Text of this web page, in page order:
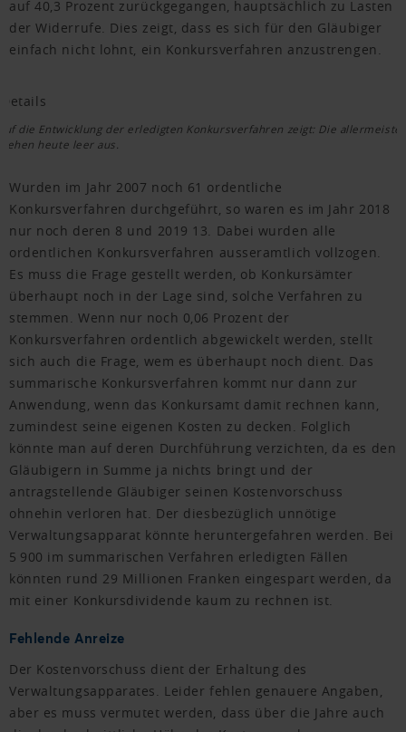
auf 40,3 Prozent zurückgegangen, hauptsächlich zu Lasten
der Widerrufe. Dies zeigt, dass es sich für den Gläubiger
einfach nicht lohnt, ein Konkursverfahren anzustrengen.
die Entwicklung der erledigten Konkursverfahren zeigt: Die
heute leer aus.
Wurden im Jahr 2007 noch 61 ordentliche
Konkursverfahren durchgeführt, so waren es im Jahr 2018
nur noch deren 8 und 2019 13. Dabei wurden alle
ordentlichen Konkursverfahren ausseramtlich vollzogen.
Es muss die Frage gestellt werden, ob Konkursämter
überhaupt noch in der Lage sind, solche Verfahren zu
stemmen. Wenn nur noch 0,06 Prozent der
Konkursverfahren ordentlich abgewickelt werden, stellt
sich auch die Frage, wem es überhaupt noch dient. Das
summarische Konkursverfahren kommt nur dann zur
Anwendung, wenn das Konkursamt damit rechnen kann,
zumindest seine eigenen Kosten zu decken. Folglich
könnte man auf deren Durchführung verzichten, da es den
Gläubigern in Summe ja nichts bringt und der
antragstellende Gläubiger seinen Kostenvorschuss
ohnehin verloren hat. Der diesbezüglich unnötige
Verwaltungsapparat könnte heruntergefahren werden. Bei
5 900 im summarischen Verfahren erledigten Fällen
könnten rund 29 Millionen Franken eingespart werden, da
mit einer Konkursdividende kaum zu rechnen ist.
Fehlende Anreize
Der Kostenvorschuss dient der Erhaltung des
Verwaltungsapparates. Leider fehlen genauere Angaben,
aber es muss vermutet werden, dass über die Jahre auch